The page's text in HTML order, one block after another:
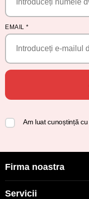
EMAIL *
Am luat cunoștință cu
Firma noastra
Servicii